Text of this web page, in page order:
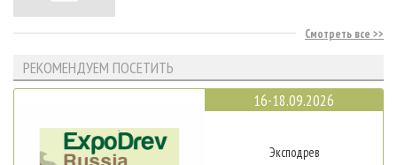
Смотреть все
РЕКОМЕНДУЕМ ПОСЕТИТЬ
16-18.09.2026
Эксподрев